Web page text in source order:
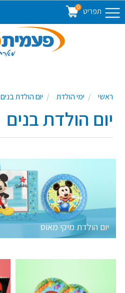
תפריט 0
ראשי ימי הולדת יום הולדת בנים
יום הולדת בנים
יום הולדת מיקי מאוס